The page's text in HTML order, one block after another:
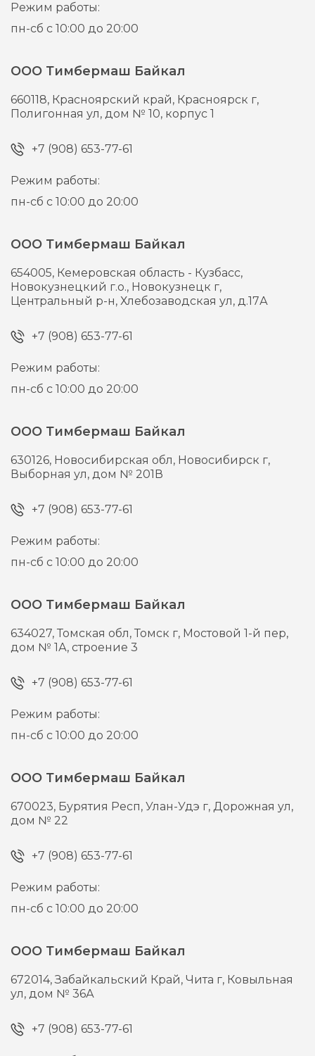
Режим работы:
пн-сб с 10:00 до 20:00
ООО Тимбермаш Байкал
660118, Красноярский край, Красноярск г,
Полигонная ул, дом № 10, корпус 1
+7 (908) 653-77-61
Режим работы:
пн-сб с 10:00 до 20:00
ООО Тимбермаш Байкал
654005, Кемеровская область - Кузбасс,
Новокузнецкий г.о., Новокузнецк г,
Центральный р-н, Хлебозаводская ул, д.17А
+7 (908) 653-77-61
Режим работы:
пн-сб с 10:00 до 20:00
ООО Тимбермаш Байкал
630126, Новосибирская обл, Новосибирск г,
Выборная ул, дом № 201В
+7 (908) 653-77-61
Режим работы:
пн-сб с 10:00 до 20:00
ООО Тимбермаш Байкал
634027,Томская обл, Томск г, Мостовой 1-й пер,
дом № 1А, строение 3
+7 (908) 653-77-61
Режим работы:
пн-сб с 10:00 до 20:00
ООО Тимбермаш Байкал
670023, Бурятия Респ, Улан-Удэ г,Дорожная ул,
дом № 22
+7 (908) 653-77-61
Режим работы:
пн-сб с 10:00 до 20:00
ООО Тимбермаш Байкал
672014,Забайкальский Край, Чита г, Ковыльная
ул, дом № 36А
+7 (908) 653-77-61